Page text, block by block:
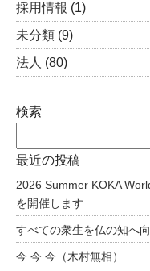
採用情報 (1)
未分類 (9)
法人 (80)
検索
最近の投稿
2026 Summer KOKA
を開催します
すべての衆生を仏の知へ
今 今 今（木村無相）